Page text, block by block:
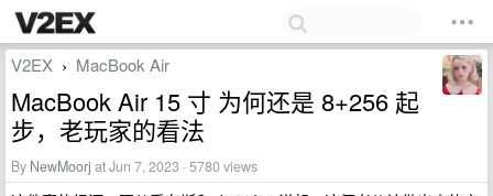
V2EX › MacBook Air
MacBook Air 15 寸 为何还是 8+256 起
步，老玩家的看法
By NewMoorj at Jun 7, 2023 · 5780 views